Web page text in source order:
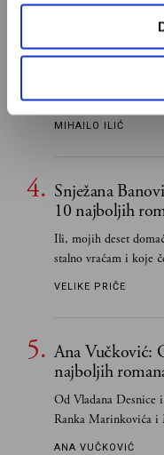
Odisej je u
Umesto heroja
antiratnog heroja
učeći na njima,
čak i pravde
MIHAILO ILIĆ
Snježana
10 najboljih
Ili, mojih deset
stalno vraćam i koje
VELIKE PRIČE
Ana Vučković:
najboljih
Od Vladana Desnice
Ranka Marinkovića
ANA VUČKOVIĆ